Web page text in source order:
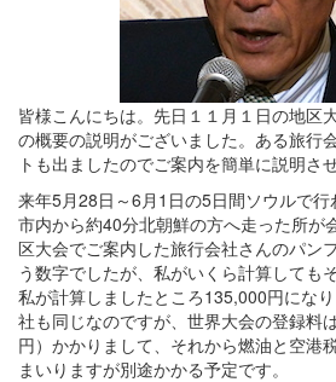
皆様こんにちは。先日１１月１日の地区
の概要の説明がございました。ある旅行
トも出ましたのでご案内を簡単に説明さ
来年5月28日～6月1日の5日間ソウルで
市内から約40分北朝鮮の方へ走った所が
区大会でご案内した旅行会社さんのパン
う数字でしたが、私がいくら計算しても
私が計算しましたところ135,000円にな
社も同じなのですが、世界大会の登録料
円）かかりまして、それから燃油と空港
まいりますが別途かかる予定です。